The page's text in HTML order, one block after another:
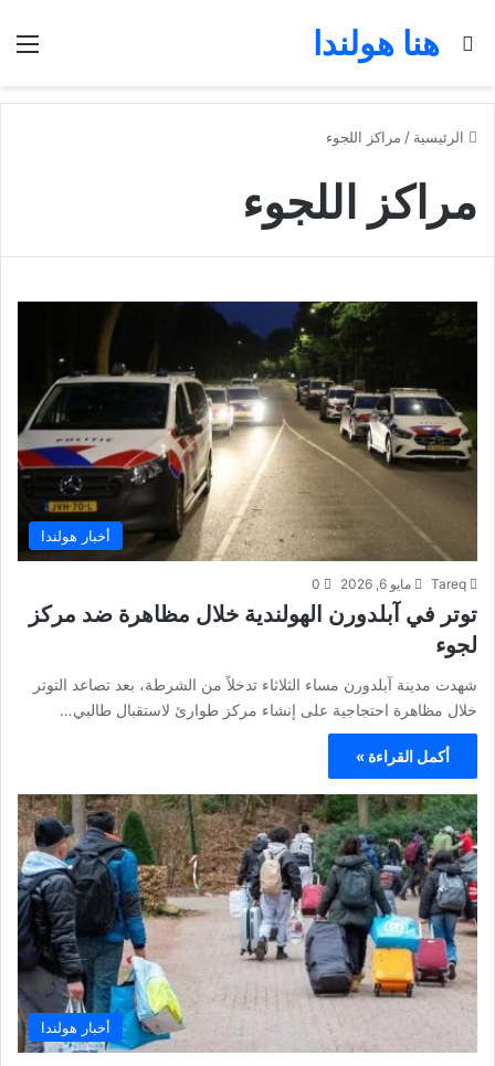
هنا هولندا
بحث عن
الرئيسية / مراكز اللجوء
مراكز اللجوء
أخبار هولندا
Tareq مايو 6, 2026 0
توتر في آبلدورن الهولندية خلال مظاهرة ضد مركز
لجوء
شهدت مدينة آبلدورن مساء الثلاثاء تدخلاً من الشرطة، بعد تصاعد التوتر
خلال مظاهرة احتجاجية على إنشاء مركز طوارئ لاستقبال طالبي…
أكمل القراءة »
أخبار هولندا